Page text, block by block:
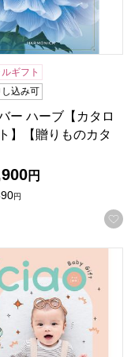
に登録する
ギフト
込み可
ー ハーブ【カタロ
】【贈りものカタ
円
円
りものカタログ】
ゆめ【カタログギフ